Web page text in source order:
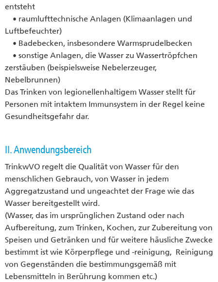
entsteht
• raumlufttechnische Anlagen (Klimaanlagen und
Luftbefeuchter)
• Badebecken, insbesondere Warmsprudelbecken
• sonstige Anlagen, die Wasser zu Wassertröpfchen
zerstäuben (beispielsweise Nebelerzeuger,
Nebelbrunnen)
Das Trinken von legionellenhaltigem Wasser stellt für
Personen mit intaktem Immunsystem in der Regel keine
Gesundheitsgefahr dar.
II. Anwendungsbereich
TrinkwVO regelt die Qualität von Wasser für den
menschlichen Gebrauch, von Wasser in jedem
Aggregatzustand und ungeachtet der Frage wie das
Wasser bereitgestellt wird.
(Wasser, das im ursprünglichen Zustand oder nach
Aufbereitung, zum Trinken, Kochen, zur Zubereitung von
Speisen und Getränken und für weitere häusliche Zwecke
bestimmt ist wie Körperpflege und -reinigung, Reinigung
von Gegenständen die bestimmungsgemäß mit
Lebensmitteln in Berührung kommen etc.)